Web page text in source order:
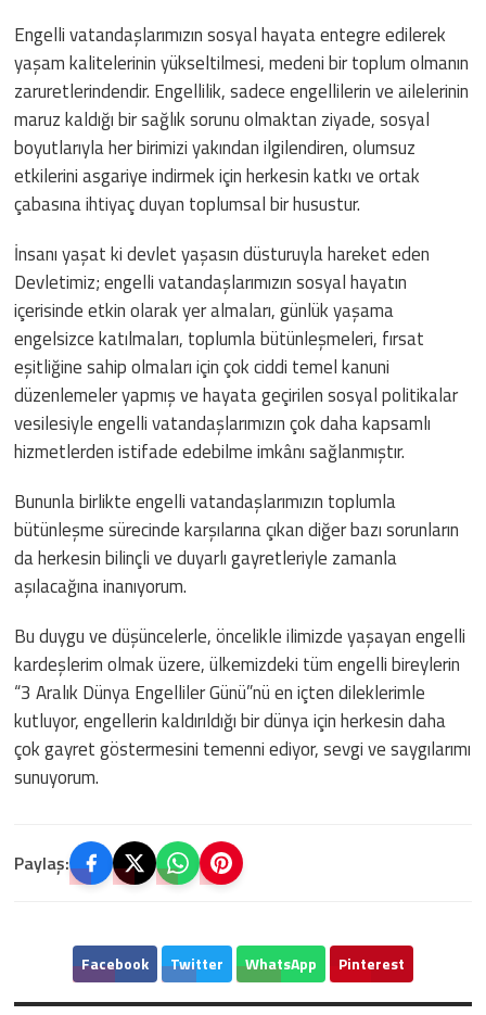
Engelli vatandaşlarımızın sosyal hayata entegre edilerek
yaşam kalitelerinin yükseltilmesi, medeni bir toplum olmanın
zaruretlerindendir. Engellilik, sadece engellilerin ve ailelerinin
maruz kaldığı bir sağlık sorunu olmaktan ziyade, sosyal
boyutlarıyla her birimizi yakından ilgilendiren, olumsuz
etkilerini asgariye indirmek için herkesin katkı ve ortak
çabasına ihtiyaç duyan toplumsal bir husustur.
İnsanı yaşat ki devlet yaşasın düsturuyla hareket eden
Devletimiz; engelli vatandaşlarımızın sosyal hayatın
içerisinde etkin olarak yer almaları, günlük yaşama
engelsizce katılmaları, toplumla bütünleşmeleri, fırsat
eşitliğine sahip olmaları için çok ciddi temel kanuni
düzenlemeler yapmış ve hayata geçirilen sosyal politikalar
vesilesiyle engelli vatandaşlarımızın çok daha kapsamlı
hizmetlerden istifade edebilme imkânı sağlanmıştır.
Bununla birlikte engelli vatandaşlarımızın toplumla
bütünleşme sürecinde karşılarına çıkan diğer bazı sorunların
da herkesin bilinçli ve duyarlı gayretleriyle zamanla
aşılacağına inanıyorum.
Bu duygu ve düşüncelerle, öncelikle ilimizde yaşayan engelli
kardeşlerim olmak üzere, ülkemizdeki tüm engelli bireylerin
“3 Aralık Dünya Engelliler Günü”nü en içten dileklerimle
kutluyor, engellerin kaldırıldığı bir dünya için herkesin daha
çok gayret göstermesini temenni ediyor, sevgi ve saygılarımı
sunuyorum.
Paylaş:
Facebook Twitter WhatsApp Pinterest